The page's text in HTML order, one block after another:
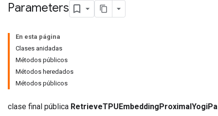
Parameters
En esta página
Clases anidadas
Métodos públicos
Métodos heredados
Métodos públicos
clase final pública